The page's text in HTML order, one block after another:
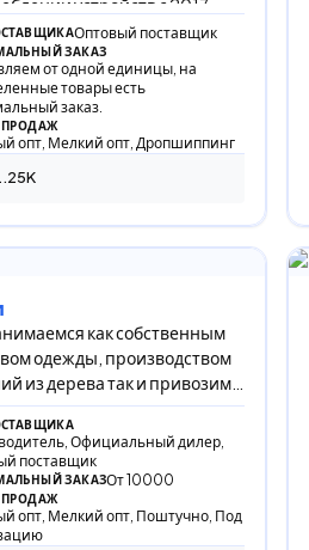
устройств с 2017
Оптовый поставщик
ЗАКАЗ
от одной единицы, на
товары есть
заказ.
ПРОДАЖ
опт, Мелкий опт, Дропшиппинг
просмотра
как собственным
одежды, производством
из дерева так и привозим
бытовую химию,
и множестОфициальный дилер,
поставщик
ЗАКАЗОт 10000
ПРОДАЖ
опт, Мелкий опт, Поштучно, Под